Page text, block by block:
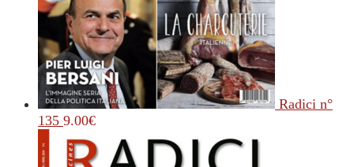
Radici n°
135 9.00€